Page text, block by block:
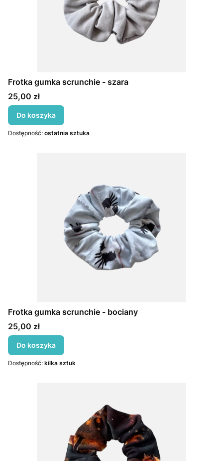
Frotka gumka scrunchie - szara
Cena
25,00 zł
Do koszyka
Dostępność: ostatnia sztuka
Frotka gumka scrunchie - bociany
Cena
25,00 zł
Do koszyka
Dostępność: kilka sztuk